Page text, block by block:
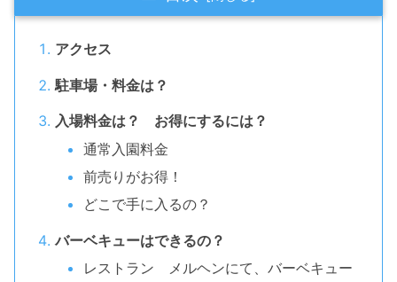
アクセス
駐車場・料金は？
入場料金は？ お得にするには？
通常入園料金
前売りがお得！
どこで手に入るの？
バーベキューはできるの？
レストラン メルヘンにて、バーベキュー